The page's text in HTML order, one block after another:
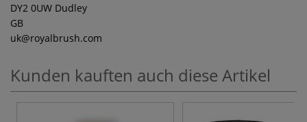
DY2 0UW Dudley
GB
uk@royalbrush.com
Kunden kauften auch diese Artikel